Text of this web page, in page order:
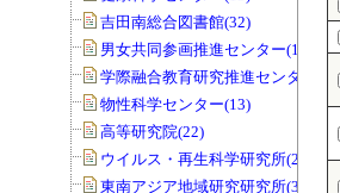
吉田南総合図書館(32)
男女共同参画推進センター(141)
学際融合教育研究推進センター
物性科学センター(13)
高等研究院(22)
ウイルス・再生科学研究所(29)
東南アジア地域研究研究所(3)